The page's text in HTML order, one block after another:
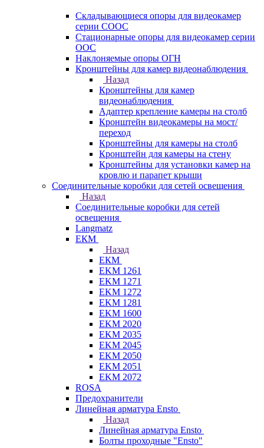
Складывающиеся опоры для видеокамер
серии СООС
Стационарные опоры для видеокамер серии
ООС
Наклоняемые опоры ОГН
Кронштейны для камер видеонаблюдения
Назад
Кронштейны для камер
видеонаблюдения
Адаптер крепление камеры на столб
Кронштейн видеокамеры на мост/
переход
Кронштейны для камеры на столб
Кронштейн для камеры на стену
Кронштейны для установки камер на
кровлю и парапет крыши
Соединительные коробки для сетей освещения
Назад
Соединительные коробки для сетей
освещения
Langmatz
ЕКМ
Назад
ЕКМ
EKM 1261
EKM 1271
EKM 1272
EKM 1281
EKM 1600
EKM 2020
EKM 2035
EKM 2045
EKM 2050
EKM 2051
EKM 2072
ROSA
Предохранители
Линейная арматура Ensto
Назад
Линейная арматура Ensto
Болты проходные "Ensto"